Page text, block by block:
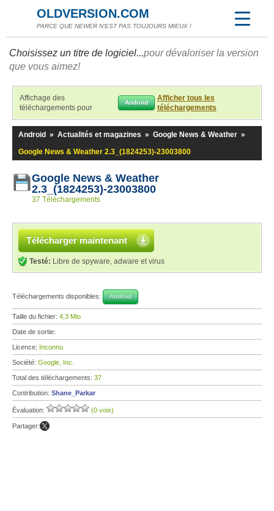
OLDVERSION.COM
PARCE QUE NEWER N'EST PAS TOUJOURS MIEUX !
Choisissez un titre de logiciel...pour dévaloriser la version
que vous aimez!
Affichage des
téléchargements pour
Android
Afficher tous les
téléchargements
Android » Actualités et magazines » Google News & Weather »
Google News & Weather 2.3_(1824253)-23003800
Google News & Weather
2.3_(1824253)-23003800
37 Téléchargements
Télécharger maintenant
Testé: Libre de spyware, adware et virus
Téléchargements disponibles: Android
Taille du fichier: 4,3 Mio
Date de sortie:
Licence: Inconnu
Société: Google, Inc.
Total des téléchargements: 37
Contribution: Shane_Parkar
Évaluation: (0 voix)
Partager: